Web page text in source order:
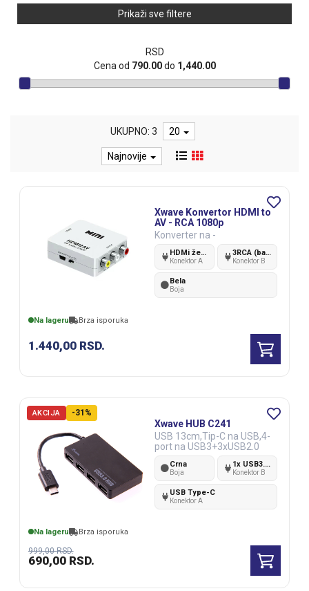
Prikaži sve filtere
RSD
Cena od 790.00do 1,440.00
UKUPNO: 3 20
Najnovije
Na lageru Brza isporuka
1.440,00 RSD.
Xwave Konvertor HDMI to
AV - RCA 1080p
Konverter na -
HDMi ženski
Konektor A
3RCA (bananice)
Konektor B
Bela
Boja
AKCIJA -31%
Na lageru Brza isporuka
999,00RSD.
690,00 RSD.
Xwave HUB C241
USB 13cm,Tip-C na USB,4-
port na USB3+3xUSB2.0
Crna
Boja
1x USB3.0 + 3x USB2.0 ženski
Konektor B
USB Type-C
Konektor A